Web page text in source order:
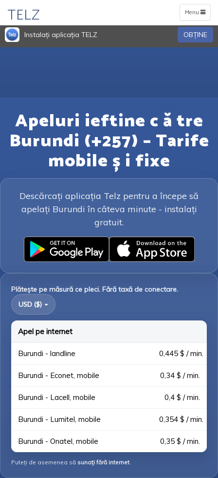
Toggle
navigation
Menu
TELZ
Instalați aplicația TELZ OBŢINE
Apeluri ieftine c ă tre
Burundi (+257) – Tarife
mobile ș i fixe
Descărcați aplicația Telz pentru a începe să
apelați Burundi în câteva minute - instalați
gratuit.
Plătește pe măsură ce pleci. Fără taxă de conectare.
USD ($)
Apel pe internet
Burundi - landline 0,445 $ / min.
Burundi - Econet, mobile 0,34 $ / min.
Burundi - Lacell, mobile 0,4 $ / min.
Burundi - Lumitel, mobile 0,354 $ / min.
Burundi - Onatel, mobile 0,35 $ / min.
Puteți de asemenea să sunați fără internet.